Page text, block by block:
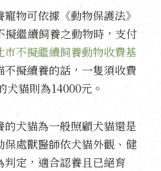
物可依據《動物保護法》
擬繼續飼養之動物時，支付
市不擬繼續飼養動物收費基
不擬續養的話，一隻須收費
犬貓則為14000元。
犬貓為一般照顧犬貓還是
處獸醫師依犬貓外觀、健
定，適合認養且已絕育